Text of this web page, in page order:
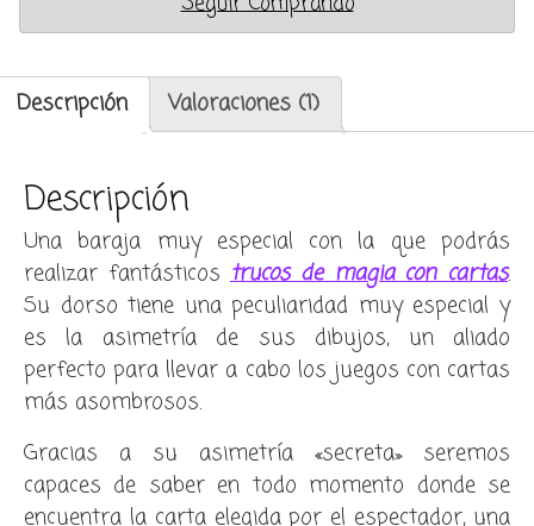
Descripción Valoraciones (1)
Descripción
Una baraja muy especial con la que podrás
realizar fantásticostrucos de magia con cartas.
Su dorso tiene una peculiaridad muy especial y
es la asimetría de sus dibujos, un aliado
perfecto para llevar a cabo los juegos con cartas
más asombrosos.
Gracias a su asimetría «secreta» seremos
capaces de saber en todo momento donde se
encuentra la carta elegida por el espectador, una